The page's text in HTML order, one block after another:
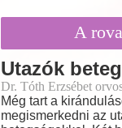
A
Utazók
Dr. Tóth Erzsébet
Még tart a
megismerkedni az